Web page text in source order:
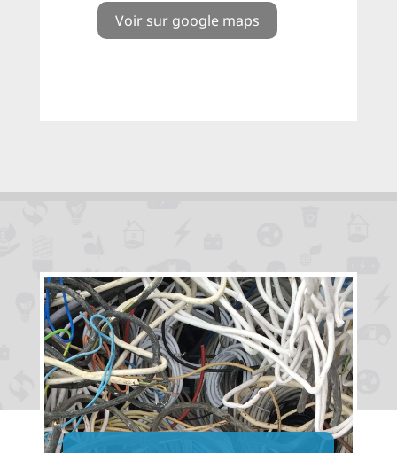
Voir sur google maps